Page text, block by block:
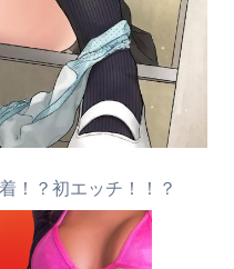
！？初エッチ！！？